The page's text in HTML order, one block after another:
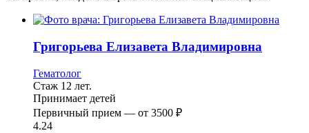
Григорьева Елизавета Владимировна
Гематолог
Стаж 12 лет.
Принимает детей
Первичный прием — от 3500 ₽
4.24